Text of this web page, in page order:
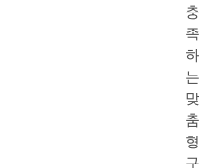
충
족
하
는
맞
춤
형
구